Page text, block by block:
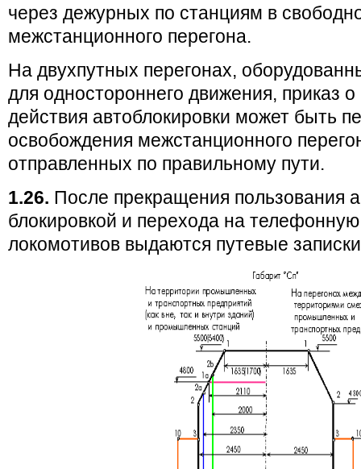
через дежурных по станциям в
межстанционного перегона.
На двухпутных перегонах,
для одностороннего движения, приказ
действия автоблокировки может быть
освобождения межстанционного
отправленных по правильному пути.
1.26. После прекращения пользования
блокировкой и перехода на
локомотивов выдаются путевые